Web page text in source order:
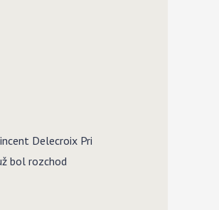
Delecroix Pri
bol rozchod